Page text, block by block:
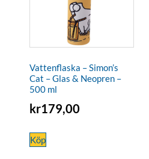
Vattenflaska – Simon’s
Cat – Glas & Neopren –
500 ml
kr179,00
Köp